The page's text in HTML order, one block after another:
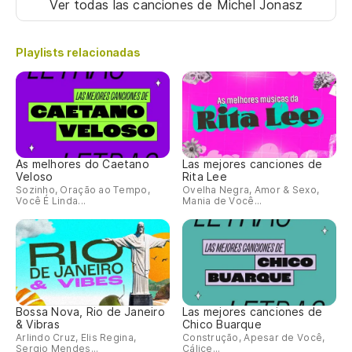
Ver todas las cancionesde Michel Jonasz
Playlists relacionadas
As melhores do Caetano
Veloso
Sozinho, Oração ao Tempo,
Você É Linda...
Las mejores canciones de
Rita Lee
Ovelha Negra, Amor & Sexo,
Mania de Você...
Bossa Nova, Rio de Janeiro
& Vibras
Arlindo Cruz, Elis Regina,
Sergio Mendes...
Las mejores canciones de
Chico Buarque
Construção, Apesar de Você,
Cálice...